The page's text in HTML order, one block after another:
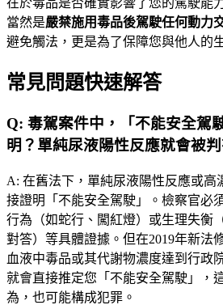
在於毒品是否確實影響了您的駕駛能
當然是嚴禁施用毒品後駕駛任何動力
避免觸法，更是為了保障您與他人的
常見問題快速解答
Q: 毒駕案件中，「不能安全駕
明？單純尿液陽性反應就會被
A: 在舊法下，單純尿液陽性反應或高
接證明「不能安全駕駛」。檢察官必
行為（如蛇行、闖紅燈）或生理失衡
對答）等具體證據。但在2019年新法
血液中毒品或其代謝物濃度達到行政
就會直接推定您「不能安全駕駛」，
為，也可能構成犯罪。